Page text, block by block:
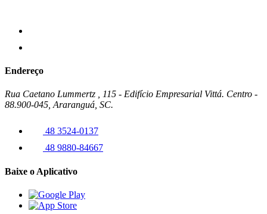
Endereço
Rua Caetano Lummertz , 115 - Edifício Empresarial Vittá. Centro -
88.900-045, Araranguá, SC.
48 3524-0137
48 9880-84667
Baixe o Aplicativo